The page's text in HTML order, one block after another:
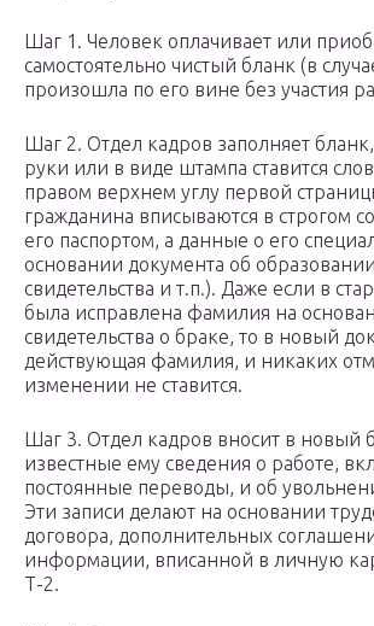
Шаг 1. Человек оплачивает или
самостоятельно чистый бланк (в
произошла по его вине без участия
Шаг 2. Отдел кадров заполняет
руки или в виде штампа ставится
правом верхнем углу первой
гражданина вписываются в строгом
его паспортом, а данные о его
основании документа об
свидетельства и т.п.). Даже если в
была исправлена фамилия на
свидетельства о браке, то в новый
действующая фамилия, и никаких
изменении не ставится.
Шаг 3. Отдел кадров вносит в новый
известные ему сведения о работе,
постоянные переводы, и об
Эти записи делают на основании
договора, дополнительных
информации, вписанной в личную
Т-2.